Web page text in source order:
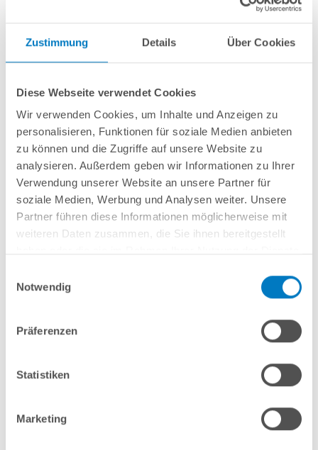
Zustimmung Details Über Cookies
Diese Webseite verwendet Cookies
Wir verwenden Cookies, um Inhalte und Anzeigen zu
personalisieren, Funktionen für soziale Medien anbieten
zu können und die Zugriffe auf unsere Website zu
analysieren. Außerdem geben wir Informationen zu Ihrer
Verwendung unserer Website an unsere Partner für
soziale Medien, Werbung und Analysen weiter. Unsere
Partner führen diese Informationen möglicherweise mit
weiteren Daten zusammen, die Sie ihnen bereitgestellt
Notwendig
Präferenzen
Statistiken
Marketing
Knie für PS-Absorber Anschluss 2017 Nr. 2.1
8,99 € *
12,99 € *
inkl. gesetzlicher MwSt. zzgl. Versandkosten; ab 99,- frachtfrei
Lieferung in ca. 1-3 Arbeitstagen
Knie für PS-Absorber Anschluss 2017 Nr. 2.1
Vergleichen Merken
Anfrageformular